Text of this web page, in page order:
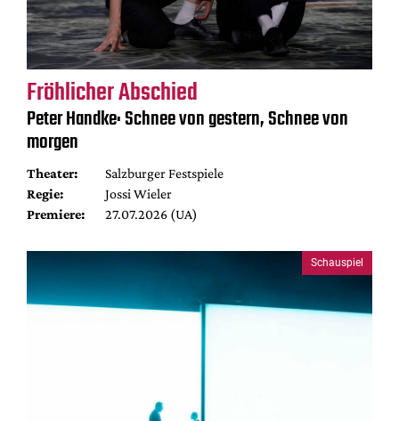
Fröhlicher Abschied
Peter Handke: Schnee von gestern, Schnee von
morgen
Theater:
Salzburger Festspiele
Regie:
Jossi Wieler
Premiere:
27.07.2026 (UA)
Schauspiel